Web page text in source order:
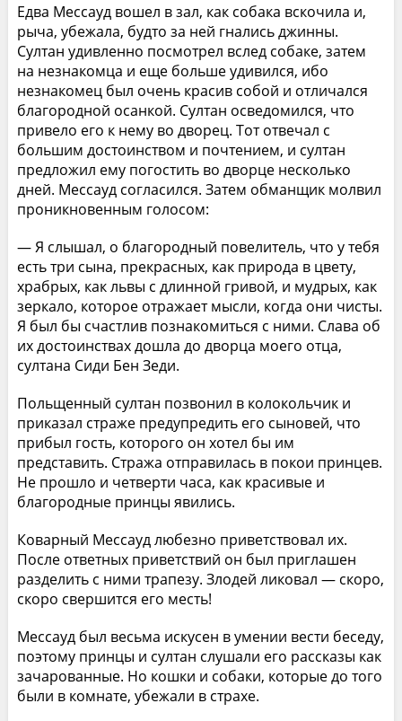
Едва Мессауд вошел в зал, как собака вскочила и,
рыча, убежала, будто за ней гнались джинны.
Султан удивленно посмотрел вслед собаке, затем
на незнакомца и еще больше удивился, ибо
незнакомец был очень красив собой и отличался
благородной осанкой. Султан осведомился, что
привело его к нему во дворец. Тот отвечал с
большим достоинством и почтением, и султан
предложил ему погостить во дворце несколько
дней. Мессауд согласился. Затем обманщик молвил
проникновенным голосом:
— Я слышал, о благородный повелитель, что у тебя
есть три сына, прекрасных, как природа в цвету,
храбрых, как львы с длинной гривой, и мудрых, как
зеркало, которое отражает мысли, когда они чисты.
Я был бы счастлив познакомиться с ними. Слава об
их достоинствах дошла до дворца моего отца,
султана Сиди Бен Зеди.
Польщенный султан позвонил в колокольчик и
приказал страже предупредить его сыновей, что
прибыл гость, которого он хотел бы им
представить. Стража отправилась в покои принцев.
Не прошло и четверти часа, как красивые и
благородные принцы явились.
Коварный Мессауд любезно приветствовал их.
После ответных приветствий он был приглашен
разделить с ними трапезу. Злодей ликовал — скоро,
скоро свершится его месть!
Мессауд был весьма искусен в умении вести беседу,
поэтому принцы и султан слушали его рассказы как
зачарованные. Но кошки и собаки, которые до того
были в комнате, убежали в страхе.